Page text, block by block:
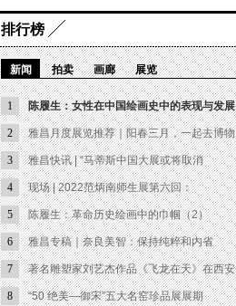
排行榜
新闻 拍卖 画廊 展览
1 陈履生：女性在中国绘画史中的表现与发展
2 雅昌月度展览推荐｜阳春三月，一起去博物
3 雅昌快讯 | “马蒂斯中国大展或将取消
4 现场 | 2022范炳南师生展第六回：
5 陈履生：革命历史绘画中的巾帼（2）
6 雅昌专稿｜奈良美智：保持纯粹和内省
7 著名雕塑家刘艺杰作品《飞龙在天》在西安
8 “50 绝美—御宋”五大名窑珍品展展期